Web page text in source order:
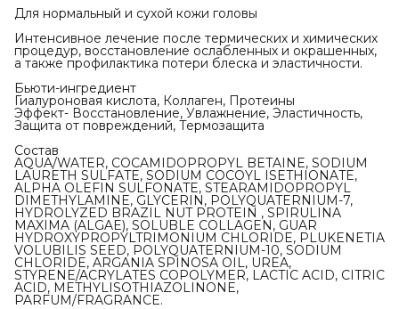
Для нормальный и сухой кожи головы
Интенсивное лечение после термических и химических
процедур, восстановление ослабленных и окрашенных,
а также профилактика потери блеска и эластичности.
Бьюти-ингредиент
Гиалуроновая кислота, Коллаген, Протеины
Эффект- Восстановление, Увлажнение, Эластичность,
Защита от повреждений, Термозащита
Состав
AQUA/WATER, COCAMIDOPROPYL BETAINE, SODIUM
LAURETH SULFATE, SODIUM COCOYL ISETHIONATE,
ALPHA OLEFIN SULFONATE, STEARAMIDOPROPYL
DIMETHYLAMINE, GLYCERIN, POLYQUATERNIUM-7,
HYDROLYZED BRAZIL NUT PROTEIN , SPIRULINA
MAXIMA (ALGAE), SOLUBLE COLLAGEN, GUAR
HYDROXYPROPYLTRIMONIUM CHLORIDE, PLUKENETIA
VOLUBILIS SEED, POLYQUATERNIUM-10, SODIUM
CHLORIDE, ARGANIA SPINOSA OIL, UREA,
STYRENE/ACRYLATES COPOLYMER, LACTIC ACID, CITRIC
ACID, METHYLISOTHIAZOLINONE,
PARFUM/FRAGRANCE.